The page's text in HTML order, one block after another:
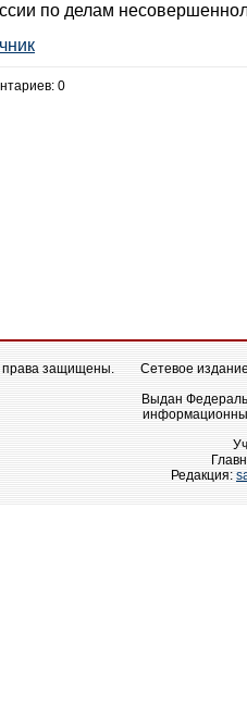
по делам
0
права защищены.
Сетевое
Выдан
Редакция: